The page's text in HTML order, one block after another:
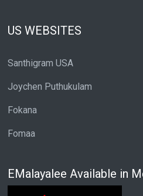
US WEBSITES
Santhigram USA
Joychen Puthukulam
Fokana
Fomaa
EMalayalee Available in